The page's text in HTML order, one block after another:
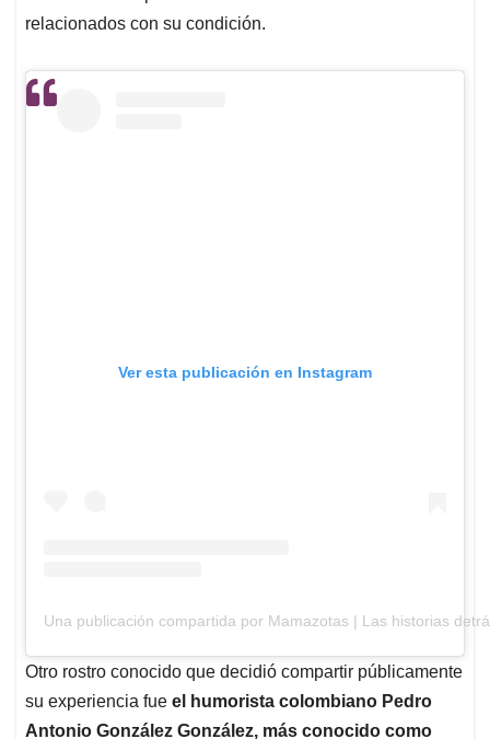
relacionados con su condición.
Ver esta publicación en Instagram
Una publicación compartida por Mamazotas | Las historias
Otro rostro conocido que decidió compartir públicamente
su experiencia fue el humorista colombiano Pedro
Antonio González González, más conocido como